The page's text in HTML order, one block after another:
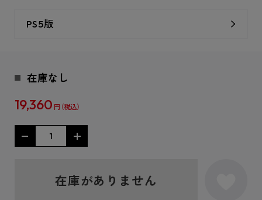
PS5版
在庫なし
19,360 円
在庫がありません